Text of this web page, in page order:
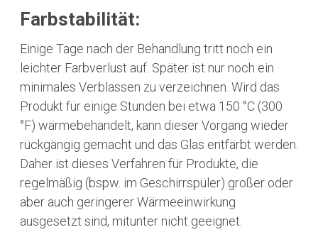
Farbstabilität:
Einige Tage nach der Behandlung tritt noch ein
leichter Farbverlust auf. Später ist nur noch ein
minimales Verblassen zu verzeichnen. Wird das
Produkt für einige Stunden bei etwa 150 °C (300
°F) wärmebehandelt, kann dieser Vorgang wieder
rückgängig gemacht und das Glas entfärbt werden.
Daher ist dieses Verfahren für Produkte, die
regelmäßig (bspw. im Geschirrspüler) großer oder
aber auch geringerer Wärmeeinwirkung
ausgesetzt sind, mitunter nicht geeignet.